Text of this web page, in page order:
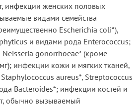
инфекции женских половых
видами семейства
Escherichia coli*),
и видами рода Enterococcus;
gonorrhoeae* (кроме
инфекции кожи и мягких тканей,
aureus*, Streptococcus
Bacteroides*; инфекции костей и
обычно вызываемый